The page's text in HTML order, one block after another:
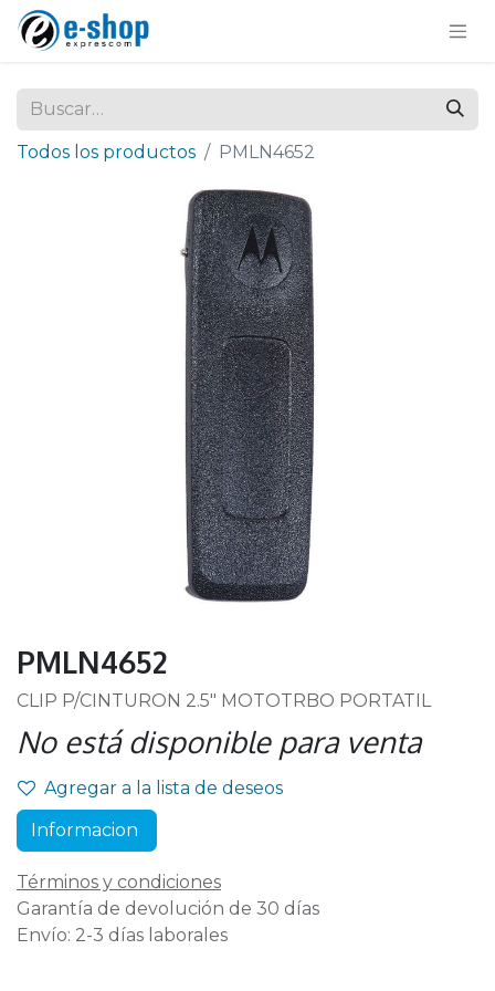
Todos los productos PMLN4652
PMLN4652
CLIP P/CINTURON 2.5" MOTOTRBO PORTATIL
No está disponible para venta
Agregar a la lista de deseos
Informacion
Términos y condiciones
Garantía de devolución de 30 días
Envío: 2-3 días laborales